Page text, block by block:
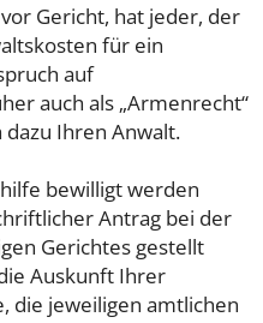
Gericht, hat jeder, der
für ein
auf
auch als „Armenrecht“
dazu Ihren Anwalt.
bewilligt werden
Antrag bei der
Gerichtes gestellt
Auskunft Ihrer
die jeweiligen amtlichen